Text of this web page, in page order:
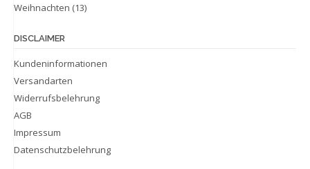
Weihnachten (13)
DISCLAIMER
Kundeninformationen
Versandarten
Widerrufsbelehrung
AGB
Impressum
Datenschutzbelehrung